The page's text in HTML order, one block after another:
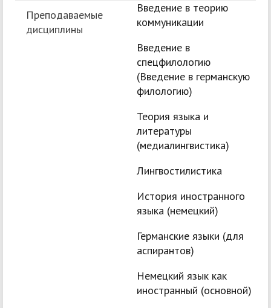
Преподаваемые
дисциплины
Введение в теорию
коммуникации
Введение в
спецфилологию
(Введение в германскую
филологию)
Теория языка и
литературы
(медиалингвистика)
Лингвостилистика
История иностранного
языка (немецкий)
Германские языки (для
аспирантов)
Немецкий язык как
иностранный (основной)